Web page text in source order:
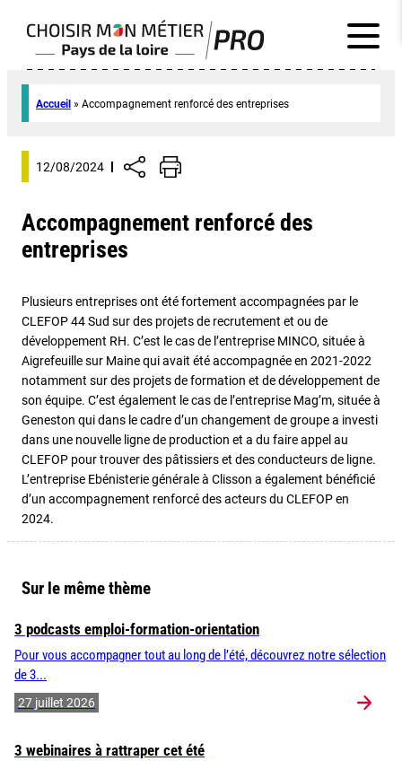
Accueil » Accompagnement renforcé des entreprises
12/08/2024
Accompagnement renforcé des
entreprises
Plusieurs entreprises ont été fortement accompagnées par le
CLEFOP 44 Sud sur des projets de recrutement et ou de
développement RH. C’est le cas de l’entreprise MINCO, située à
Aigrefeuille sur Maine qui avait été accompagnée en 2021-2022
notamment sur des projets de formation et de développement de
son équipe. C’est également le cas de l’entreprise Mag’m, située à
Geneston qui dans le cadre d’un changement de groupe a investi
dans une nouvelle ligne de production et a du faire appel au
CLEFOP pour trouver des pâtissiers et des conducteurs de ligne.
L’entreprise Ebénisterie générale à Clisson a également bénéficié
d’un accompagnement renforcé des acteurs du CLEFOP en
2024.
Sur le même thème
3 podcasts emploi-formation-orientation
Pour vous accompagner tout au long de l’été, découvrez notre sélection
de 3...
27 juillet 2026
3 webinaires à rattraper cet été